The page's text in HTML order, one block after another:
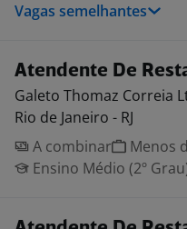
Vagas semelhantes
Atendente De
Galeto Thomaz Correia
Rio de Janeiro - RJ
A combinar
Menos
Ensino Médio (2º